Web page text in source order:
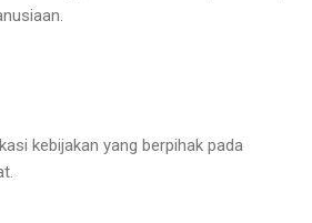
kebijakan yang berpihak pada